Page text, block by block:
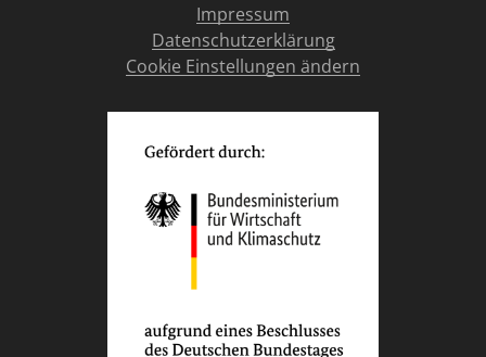
Impressum
Datenschutzerklärung
Cookie Einstellungen ändern